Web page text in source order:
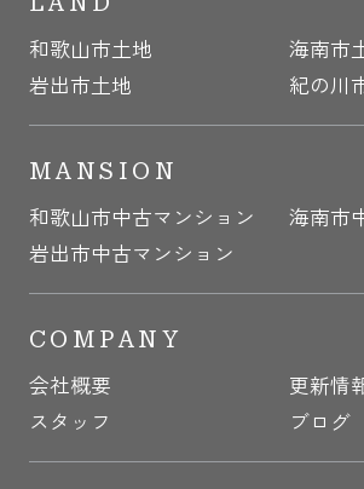
和歌山市土地
海南市
岩出市土地
紀の川
MANSION
和歌山市中古マンション
海南市
岩出市中古マンション
COMPANY
会社概要
更新情
スタッフ
ブログ